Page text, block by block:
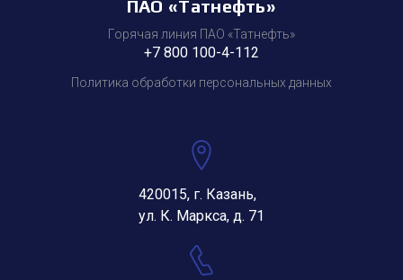
ПАО «Татнефть»
Горячая линия ПАО «Татнефть»
+7 800 100-4-112
Политика обработки персональных данных
420015, г. Казань,
ул. К. Маркса, д. 71